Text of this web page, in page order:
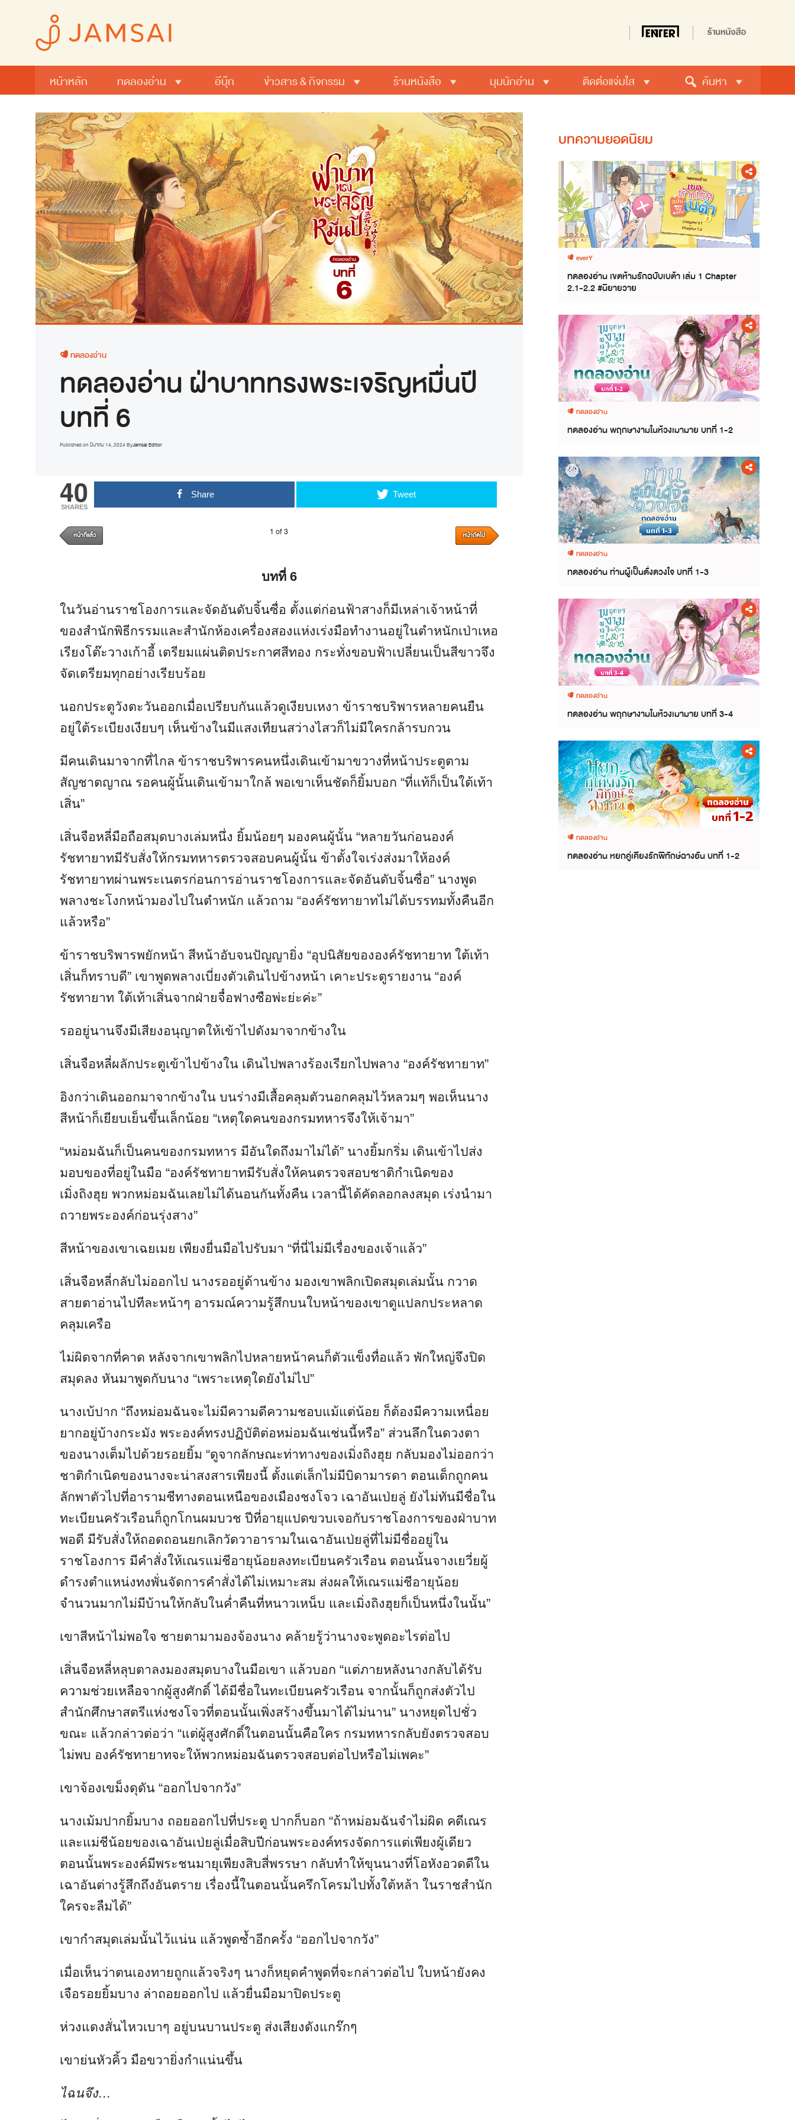
หน้าหลัก ทดลองอ่าน อีบุ๊ก ข่าวสาร & กิจกรรม ร้านหนังสือ มุมนักอ่าน ติดต่อแจ่มใส ค้นหา
ทดลองอ่าน
ทดลองอ่าน ฝ่าบาททรงพระเจริญหมื่นปี
บทที่ 6
Published on มีนาคม 14, 2024ByJamsai Editor
40
SHARES
Share Tweet
หน้าที่แล้ว 1 of 3 หน้าถัดไป
บทที่ 6
ในวันอ่านราชโองการและจัดอันดับจิ้นซื่อ ตั้งแต่ก่อนฟ้าสางก็มีเหล่าเจ้าหน้าที่
ของสำนักพิธีกรรมและสำนักห้องเครื่องสองแห่งเร่งมือทำงานอยู่ในตำหนักเป่าเหอ
เรียงโต๊ะวางเก้าอี้ เตรียมแผ่นติดประกาศสีทอง กระทั่งขอบฟ้าเปลี่ยนเป็นสีขาวจึง
จัดเตรียมทุกอย่างเรียบร้อย
นอกประตูวังตะวันออกเมื่อเปรียบกันแล้วดูเงียบเหงา ข้าราชบริพารหลายคนยืน
อยู่ใต้ระเบียงเงียบๆ เห็นข้างในมีแสงเทียนสว่างไสวก็ไม่มีใครกล้ารบกวน
มีคนเดินมาจากที่ไกล ข้าราชบริพารคนหนึ่งเดินเข้ามาขวางที่หน้าประตูตาม
สัญชาตญาณ รอคนผู้นั้นเดินเข้ามาใกล้ พอเขาเห็นชัดก็ยิ้มบอก “ที่แท้ก็เป็นใต้เท้า
เสิ่น”
เสิ่นจือหลี่มือถือสมุดบางเล่มหนึ่ง ยิ้มน้อยๆ มองคนผู้นั้น “หลายวันก่อนองค์
รัชทายาทมีรับสั่งให้กรมทหารตรวจสอบคนผู้นั้น ข้าตั้งใจเร่งส่งมาให้องค์
รัชทายาทผ่านพระเนตรก่อนการอ่านราชโองการและจัดอันดับจิ้นซื่อ” นางพูด
พลางชะโงกหน้ามองไปในตำหนัก แล้วถาม “องค์รัชทายาทไม่ได้บรรทมทั้งคืนอีก
แล้วหรือ”
ข้าราชบริพารพยักหน้า สีหน้าอับจนปัญญายิ่ง “อุปนิสัยขององค์รัชทายาท ใต้เท้า
เสิ่นก็ทราบดี” เขาพูดพลางเบี่ยงตัวเดินไปข้างหน้า เคาะประตูรายงาน “องค์
รัชทายาท ใต้เท้าเสิ่นจากฝ่ายจื๋อฟางซือพ่ะย่ะค่ะ”
รออยู่นานจึงมีเสียงอนุญาตให้เข้าไปดังมาจากข้างใน
เสิ่นจือหลี่ผลักประตูเข้าไปข้างใน เดินไปพลางร้องเรียกไปพลาง “องค์รัชทายาท”
อิงกว่าเดินออกมาจากข้างใน บนร่างมีเสื้อคลุมตัวนอกคลุมไว้หลวมๆ พอเห็นนาง
สีหน้าก็เยียบเย็นขึ้นเล็กน้อย “เหตุใดคนของกรมทหารจึงให้เจ้ามา”
“หม่อมฉันก็เป็นคนของกรมทหาร มีอันใดถึงมาไม่ได้” นางยิ้มกริ่ม เดินเข้าไปส่ง
มอบของที่อยู่ในมือ “องค์รัชทายาทมีรับสั่งให้คนตรวจสอบชาติกำเนิดของ
เมิ่งถิงฮุย พวกหม่อมฉันเลยไม่ได้นอนกันทั้งคืน เวลานี้ได้คัดลอกลงสมุด เร่งนำมา
ถวายพระองค์ก่อนรุ่งสาง”
สีหน้าของเขาเฉยเมย เพียงยื่นมือไปรับมา “ที่นี่ไม่มีเรื่องของเจ้าแล้ว”
เสิ่นจือหลี่กลับไม่ออกไป นางรออยู่ด้านข้าง มองเขาพลิกเปิดสมุดเล่มนั้น กวาด
สายตาอ่านไปทีละหน้าๆ อารมณ์ความรู้สึกบนใบหน้าของเขาดูแปลกประหลาด
คลุมเครือ
ไม่ผิดจากที่คาด หลังจากเขาพลิกไปหลายหน้าคนก็ตัวแข็งทื่อแล้ว พักใหญ่จึงปิด
สมุดลง หันมาพูดกับนาง “เพราะเหตุใดยังไม่ไป”
นางเบ้ปาก “ถึงหม่อมฉันจะไม่มีความดีความชอบแม้แต่น้อย ก็ต้องมีความเหนื่อย
ยากอยู่บ้างกระมัง พระองค์ทรงปฏิบัติต่อหม่อมฉันเช่นนี้หรือ” ส่วนลึกในดวงตา
ของนางเต็มไปด้วยรอยยิ้ม “ดูจากลักษณะท่าทางของเมิ่งถิงฮุย กลับมองไม่ออกว่า
ชาติกำเนิดของนางจะน่าสงสารเพียงนี้ ตั้งแต่เล็กไม่มีบิดามารดา ตอนเด็กถูกคน
ลักพาตัวไปที่อารามชีทางตอนเหนือของเมืองชงโจว เฉาอันเป่ยลู่ ยังไม่ทันมีชื่อใน
ทะเบียนครัวเรือนก็ถูกโกนผมบวช ปีที่อายุแปดขวบเจอกับราชโองการของฝ่าบาท
พอดี มีรับสั่งให้ถอดถอนยกเลิกวัดวาอารามในเฉาอันเป่ยลู่ที่ไม่มีชื่ออยู่ใน
ราชโองการ มีคำสั่งให้เณรแม่ชีอายุน้อยลงทะเบียนครัวเรือน ตอนนั้นจางเยวี่ยผู้
ดำรงตำแหน่งทงพั่นจัดการคำสั่งได้ไม่เหมาะสม ส่งผลให้เณรแม่ชีอายุน้อย
จำนวนมากไม่มีบ้านให้กลับในค่ำคืนที่หนาวเหน็บ และเมิ่งถิงฮุยก็เป็นหนึ่งในนั้น”
เขาสีหน้าไม่พอใจ ชายตามามองจ้องนาง คล้ายรู้ว่านางจะพูดอะไรต่อไป
เสิ่นจือหลี่หลุบตาลงมองสมุดบางในมือเขา แล้วบอก “แต่ภายหลังนางกลับได้รับ
ความช่วยเหลือจากผู้สูงศักดิ์ ได้มีชื่อในทะเบียนครัวเรือน จากนั้นก็ถูกส่งตัวไป
สำนักศึกษาสตรีแห่งชงโจวที่ตอนนั้นเพิ่งสร้างขึ้นมาได้ไม่นาน” นางหยุดไปชั่ว
ขณะ แล้วกล่าวต่อว่า “แต่ผู้สูงศักดิ์ในตอนนั้นคือใคร กรมทหารกลับยังตรวจสอบ
ไม่พบ องค์รัชทายาทจะให้พวกหม่อมฉันตรวจสอบต่อไปหรือไม่เพคะ”
เขาจ้องเขม็งดุดัน “ออกไปจากวัง”
นางเม้มปากยิ้มบาง ถอยออกไปที่ประตู ปากก็บอก “ถ้าหม่อมฉันจำไม่ผิด คดีเณร
และแม่ชีน้อยของเฉาอันเป่ยลู่เมื่อสิบปีก่อนพระองค์ทรงจัดการแต่เพียงผู้เดียว
ตอนนั้นพระองค์มีพระชนมายุเพียงสิบสี่พรรษา กลับทำให้ขุนนางที่โอหังอวดดีใน
เฉาอันต่างรู้สึกถึงอันตราย เรื่องนี้ในตอนนั้นครึกโครมไปทั้งใต้หล้า ในราชสำนัก
ใครจะลืมได้”
เขากำสมุดเล่มนั้นไว้แน่น แล้วพูดซ้ำอีกครั้ง “ออกไปจากวัง”
เมื่อเห็นว่าตนเองทายถูกแล้วจริงๆ นางก็หยุดคำพูดที่จะกล่าวต่อไป ใบหน้ายังคง
เจือรอยยิ้มบาง ล่าถอยออกไป แล้วยื่นมือมาปิดประตู
ห่วงแดงสั่นไหวเบาๆ อยู่บนบานประตู ส่งเสียงดังแกร๊กๆ
เขาย่นหัวคิ้ว มือขวายิ่งกำแน่นขึ้น
ไฉนจึง…
บทความยอดนิยม
everY
ทดลองอ่าน เขตห้ามรักฉบับเบต้า เล่ม 1 Chapter
2.1-2.2 #นิยายวาย
ทดลองอ่าน
ทดลองอ่าน พฤกษางามในห้วงเมามาย บทที่ 1-2
ทดลองอ่าน
ทดลองอ่าน ท่านผู้เป็นดั่งดวงใจ บทที่ 1-3
ทดลองอ่าน
ทดลองอ่าน พฤกษางามในห้วงเมามาย บทที่ 3-4
ทดลองอ่าน
ทดลองอ่าน หยกคู่เคียงรักพิทักษ์ฉางอัน บทที่ 1-2